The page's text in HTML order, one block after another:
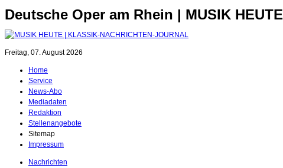
Deutsche Oper am Rhein | MUSIK HEUTE
Freitag, 07. August 2026
Home
Service
News-Abo
Mediadaten
Redaktion
Stellenangebote
Sitemap
Impressum
Nachrichten